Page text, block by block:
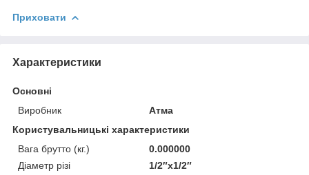
Приховати
Характеристики
Основні
Виробник
Атма
Користувальницькі характеристики
Вага брутто (кг.)
0.000000
Діаметр різі
1/2″х1/2″